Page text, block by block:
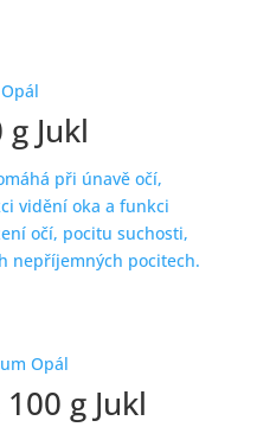
Jukl
při únavě očí,
vidění oka a funkci
očí, pocitu suchosti,
nepříjemných pocitech.
g Jukl